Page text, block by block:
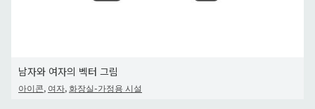
남자와 여자의 벡터 그림
아이콘, 여자, 화장실-가정용 시설